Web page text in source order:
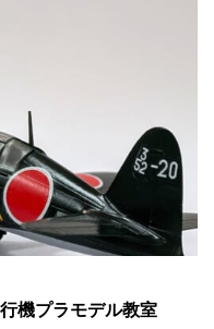
機プラモデル教室